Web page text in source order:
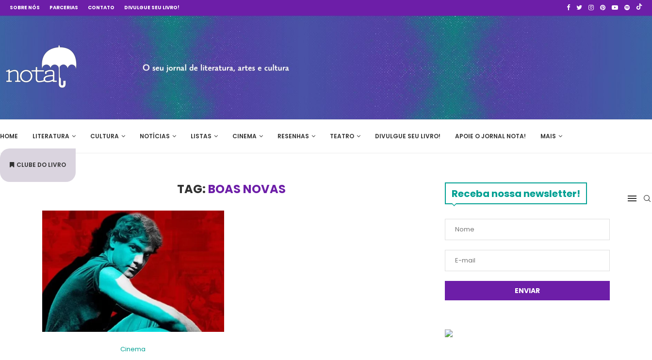
SOBRE NÓS PARCERIAS CONTATO DIVULGUE SEU LIVRO!
HOME LITERATURA CULTURA NOTÍCIAS LISTAS CINEMA RESENHAS TEATRO DIVULGUE SEU LIVRO! APOIE O JORNAL NOTA! MAIS
CLUBE DO LIVRO
TAG: BOAS NOVAS
Cinema
Receba nossa newsletter!